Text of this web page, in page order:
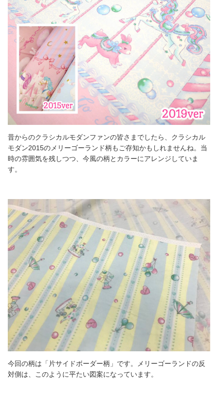
昔からのクラシカルモダンファンの皆さまでしたら、クラシカル
モダン2015のメリーゴーランド柄もご存知かもしれませんね。当
時の雰囲気を残しつつ、今風の柄とカラーにアレンジしていま
す。
今回の柄は「片サイドボーダー柄」です。メリーゴーランドの反
対側は、このように平たい図案になっています。